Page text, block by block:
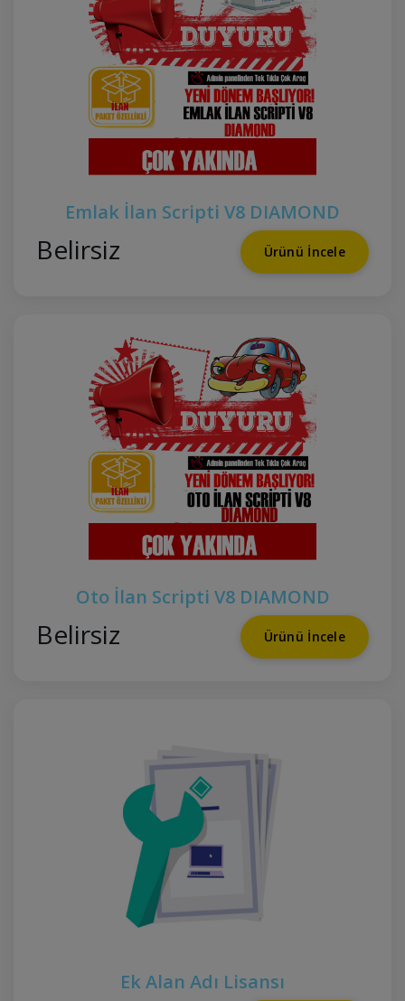
Emlak İlan Scripti V8 DIAMOND
Belirsiz Ürünü İncele
Oto İlan Scripti V8 DIAMOND
Belirsiz Ürünü İncele
Ek Alan Adı Lisansı